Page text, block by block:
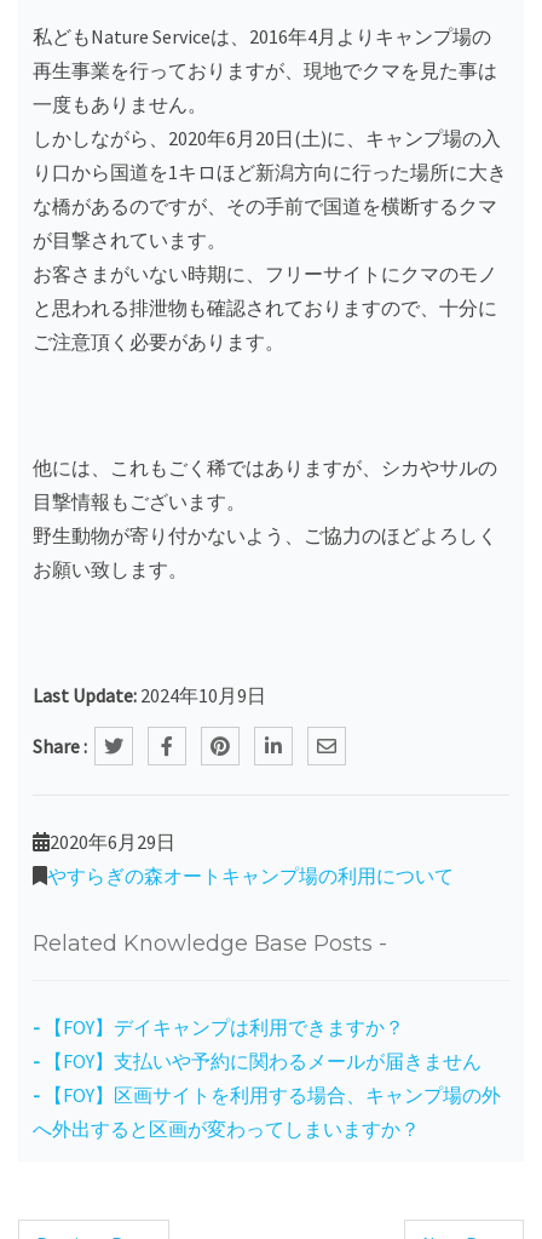
私どもNature Serviceは、2016年4月よりキャンプ場の
再生事業を行っておりますが、現地でクマを見た事は
一度もありません。
しかしながら、2020年6月20日(土)に、キャンプ場の入
り口から国道を1キロほど新潟方向に行った場所に大き
な橋があるのですが、その手前で国道を横断するクマ
が目撃されています。
お客さまがいない時期に、フリーサイトにクマのモノ
と思われる排泄物も確認されておりますので、十分に
ご注意頂く必要があります。
他には、これもごく稀ではありますが、シカやサルの
目撃情報もございます。
野生動物が寄り付かないよう、ご協力のほどよろしく
お願い致します。
Last Update: 2024年10月9日
Share :
2020年6月29日
やすらぎの森オートキャンプ場の利用について
Related Knowledge Base Posts -
【FOY】デイキャンプは利用できますか？
【FOY】支払いや予約に関わるメールが届きません
【FOY】区画サイトを利用する場合、キャンプ場の外
へ外出すると区画が変わってしまいますか？